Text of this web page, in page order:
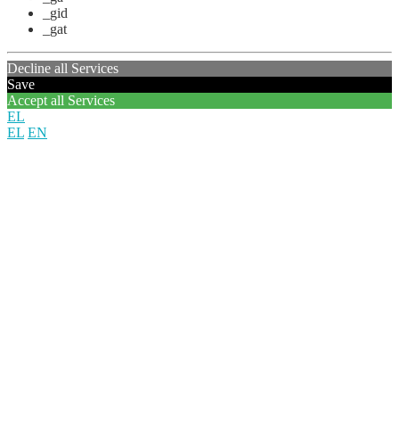
_gid
_gat
Decline all Services
Save
Accept all Services
EL
EL EN